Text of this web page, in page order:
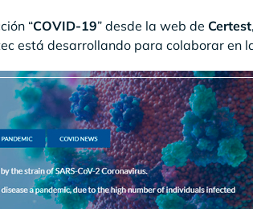
“COVID-19” desde la web de Certest
está desarrollando para colaborar en